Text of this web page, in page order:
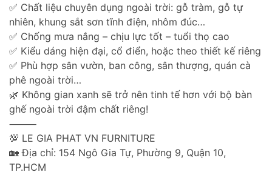
✅ Chất liệu chuyên dụng ngoài trời: gỗ tràm, gỗ tự
nhiên, khung sắt sơn tĩnh điện, nhôm đúc…
✅ Chống mưa nắng – chịu lực tốt – tuổi thọ cao
✅ Kiểu dáng hiện đại, cổ điển, hoặc theo thiết kế riêng
✅ Phù hợp sân vườn, ban công, sân thượng, quán cà
phê ngoài trời…
🌿 Không gian xanh sẽ trở nên tinh tế hơn với bộ bàn
ghế ngoài trời đậm chất riêng!
⸻
💯 LE GIA PHAT VN FURNITURE
🏡 Địa chỉ: 154 Ngô Gia Tự, Phường 9, Quận 10,
TP.HCM